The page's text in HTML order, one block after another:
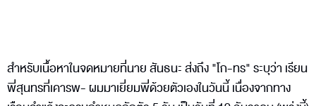
สำหรับเนื้อหาในจดหมายที่นาย สันธนะ ส่งถึง "โก-ทร" ระบุว่า เรียน
พี่สุนทรที่เคารพ- ผมมาเยี่ยมพี่ด้วยตัวเองในวันนี้ เนื่องจากทาง